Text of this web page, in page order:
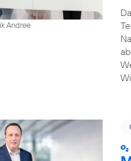
Andree
O2